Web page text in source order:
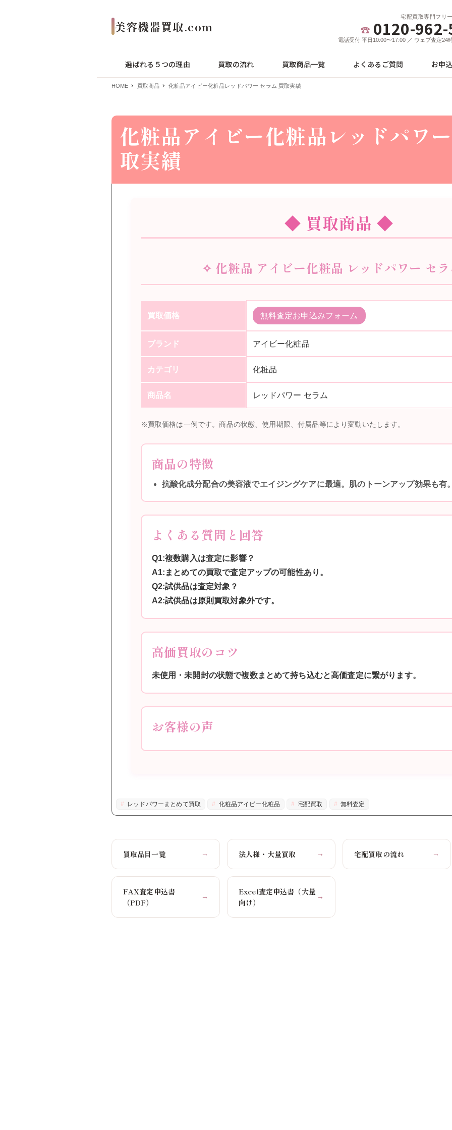
宅配買取専門フリ
0120-
電話受付 平日10:00〜17:00 ／ ウェブ査定24
選ばれる５つの理由 買取の流れ 買取商品一覧 よくあるご質問 お申
HOME 買取商品 化粧品アイビー化粧品レッドパワー セラム 買取実績
化粧品アイビー化粧品レッドパワ
取実績
◆ 買取商品 ◆
✧ 化粧品 アイビー化粧品 レッドパワー セ
買取価格 無料査定お申込みフォーム
ブランド アイビー化粧品
カテゴリ 化粧品
商品名 レッドパワー セラム
※買取価格は一例です。商品の状態、使用期限、付属品等により変動いたします。
商品の特徴
抗酸化成分配合の美容液でエイジングケアに最適。肌のトーンアップ効果も有
よくある質問と回答
Q1:複数購入は査定に影響？
A1:まとめての買取で査定アップの可能性あり。
Q2:試供品は査定対象？
A2:試供品は原則買取対象外です。
高価買取のコツ
未使用・未開封の状態で複数まとめて持ち込むと高価査定に繋がります。
お客様の声
レッドパワーまとめて買取 化粧品アイビー化粧品 宅配買取 無料査定
買取品目一覧 → 法人様・大量買取 → 宅配買取の流れ →
FAX査定申込書
（PDF）
→
Excel査定申込書（大量
向け）
→